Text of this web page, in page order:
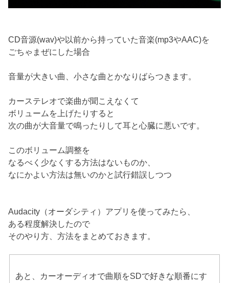
CD音源(wav)や以前から持っていた音楽(mp3やAAC)を
ごちゃまぜにした場合
音量が大きい曲、小さな曲とかなりばらつきます。
カーステレオで楽曲が聞こえなくて
ボリュームを上げたりすると
次の曲が大音量で鳴ったりして耳と心臓に悪いです。
このボリューム調整を
なるべく少なくする方法はないものか、
なにかよい方法は無いのかと試行錯誤しつつ
Audacity（オーダシティ）アプリを使ってみたら、
ある程度解決したので
そのやり方、方法をまとめておきます。
あと、カーオーディオで曲順をSDで好きな順番にす